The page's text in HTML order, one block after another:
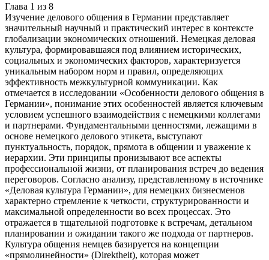
Глава 1 из 8
Изучение делового общения в Германии представляет
значительный научный и практический интерес в контексте
глобализации экономических отношений. Немецкая деловая
культура, формировавшаяся под влиянием исторических,
социальных и экономических факторов, характеризуется
уникальным набором норм и правил, определяющих
эффективность межкультурной коммуникации. Как
отмечается в исследовании «Особенности делового общения в
Германии», понимание этих особенностей является ключевым
условием успешного взаимодействия с немецкими коллегами
и партнерами. Фундаментальными ценностями, лежащими в
основе немецкого делового этикета, выступают
пунктуальность, порядок, прямота в общении и уважение к
иерархии. Эти принципы пронизывают все аспекты
профессиональной жизни, от планирования встреч до ведения
переговоров. Согласно анализу, представленному в источнике
«Деловая культура Германии», для немецких бизнесменов
характерно стремление к четкости, структурированности и
максимальной определенности во всех процессах. Это
отражается в тщательной подготовке к встречам, детальном
планировании и ожидании такого же подхода от партнеров.
Культура общения немцев базируется на концепции
«прямолинейности» (Direktheit), которая может